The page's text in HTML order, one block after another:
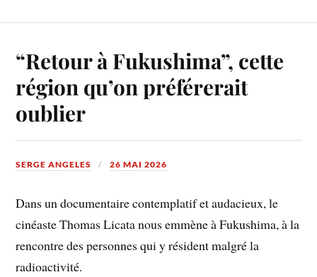
“Retour à Fukushima”, cette
région qu’on préférerait
oublier
SERGE ANGELES 26 MAI 2026
Dans un documentaire contemplatif et audacieux, le
cinéaste Thomas Licata nous emmène à Fukushima, à la
rencontre des personnes qui y résident malgré la
radioactivité.